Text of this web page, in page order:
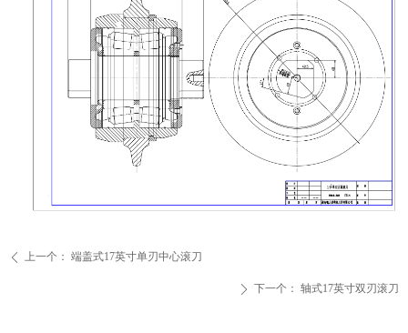
ꄴ 上一个： 端盖式17英寸单刃中心滚刀
ꄲ 下一个： 轴式17英寸双刃滚刀